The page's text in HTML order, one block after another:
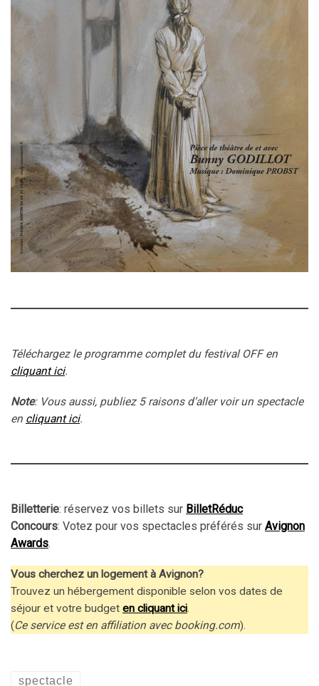
Téléchargez le programme complet du festival OFF en
cliquant ici.
Note: Vous aussi, publiez 5 raisons d’aller voir un spectacle
en cliquant ici.
Billetterie: réservez vos billets sur BilletRéduc
Concours: Votez pour vos spectacles préférés sur Avignon
Awards.
Vous cherchez un logement à Avignon?
Trouvez un hébergement disponible selon vos dates de
séjour et votre budget en cliquant ici.
(Ce service est en affiliation avec booking.com).
spectacle